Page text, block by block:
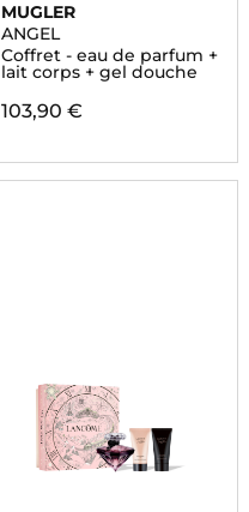
MUGLER
ANGEL
Coffret - eau de parfum +
lait corps + gel douche
103,90 €